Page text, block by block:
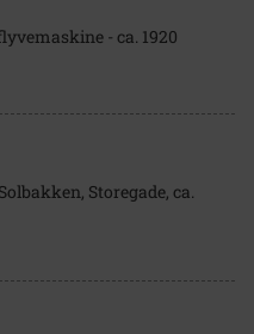
- ca. 1920
Storegade, ca.